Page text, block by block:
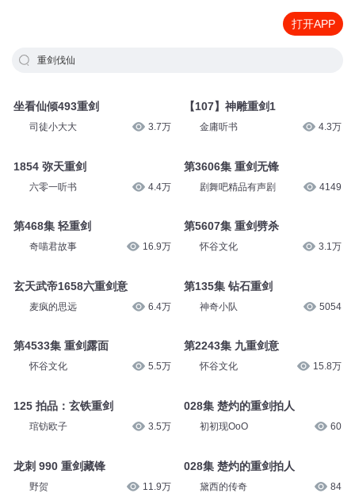
打开APP
重剑伐仙
坐看仙倾493重剑
司徒小大大 3.7万
1854 弥天重剑
六零一听书 4.4万
第468集 轻重剑
奇喵君故事 16.9万
玄天武帝1658六重剑意
麦疯的思远 6.4万
第4533集 重剑露面
怀谷文化 5.5万
125 拍品：玄铁重剑
琯钫欧子 3.5万
龙刺 990 重剑藏锋
野贺 11.9万
【107】神雕重剑1
金庸听书 4.3万
第3606集 重剑无锋
剧舞吧精品有声剧 4149
第5607集 重剑劈杀
怀谷文化 3.1万
第135集 钻石重剑
神奇小队 5054
第2243集 九重剑意
怀谷文化 15.8万
028集 楚灼的重剑拍人
初初现OoO 60
028集 楚灼的重剑拍人
黛西的传奇 84